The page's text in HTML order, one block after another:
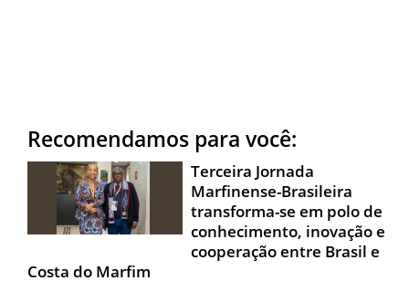
Recomendamos para você:
Terceira Jornada
Marfinense-Brasileira
transforma-se em polo de
conhecimento, inovação e
cooperação entre Brasil e
Costa do Marfim